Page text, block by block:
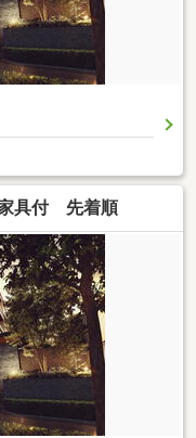
具付 先着順